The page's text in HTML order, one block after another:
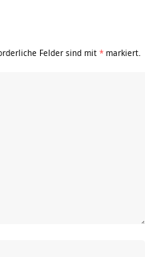
Felder sind mit * markiert.